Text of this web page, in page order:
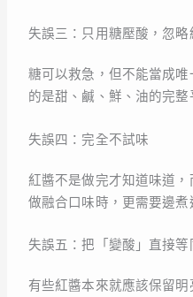
失誤三：只用糖壓酸，忽略
糖可以救急，但不能當成
的是甜、鹹、鮮、油的完整
失誤四：完全不試味
紅醬不是做完才知道味道
做融合口味時，更需要邊煮
失誤五：把「變酸」直接等
有些紅醬本來就應該保留